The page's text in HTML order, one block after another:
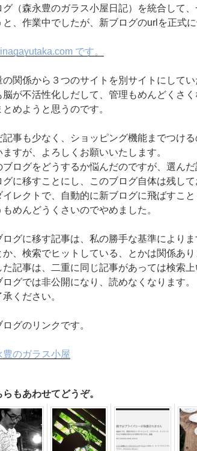
グ（森永豊のガラス小屋日記）を統合して
と、作業中でしたが、新ブログのurlを正式に
です。
の関係から３つのサイトを別サイトにして
脳が不活性化しだして、管理もめんどくさ
とめようと思うのです。
記事も少なく、ショッピング機能までつけ
ますが、よろしくお願いいたします。
ブログをどうするか悩んだのですが、選ん
グに移すことにし、このブログ自体は残して
イレクトで、自動的に新ブログに飛ばすこと
もめんどうくさいのでやめました。
ログに移す記事は、私の勝手な基準により
か、検索でヒットしている、とかは関係あり
た記事は、二重に同じ記事があっては検索
ログでは非公開になり、読めなくなります。
承ください。
ログのリンクです。
豊のガラス小屋
らもあわせてどうぞ。